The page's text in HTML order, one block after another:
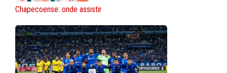
Chapecoense: onde assistir